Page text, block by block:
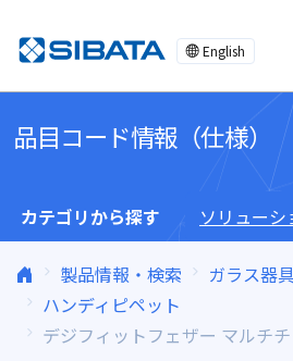
English
品目コード情報（仕様）
カテゴリから探す ソリュー
製品情報・検索
ガラス器
ハンディピペット
デジフィットフェザー マルチ